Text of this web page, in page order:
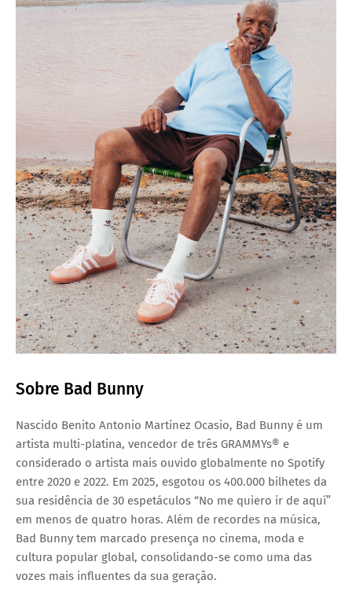
Sobre Bad Bunny
Nascido Benito Antonio Martínez Ocasio, Bad Bunny é um
artista multi-platina, vencedor de três GRAMMYs® e
considerado o artista mais ouvido globalmente no Spotify
entre 2020 e 2022. Em 2025, esgotou os 400.000 bilhetes da
sua residência de 30 espetáculos “No me quiero ir de aquí”
em menos de quatro horas. Além de recordes na música,
Bad Bunny tem marcado presença no cinema, moda e
cultura popular global, consolidando-se como uma das
vozes mais influentes da sua geração.